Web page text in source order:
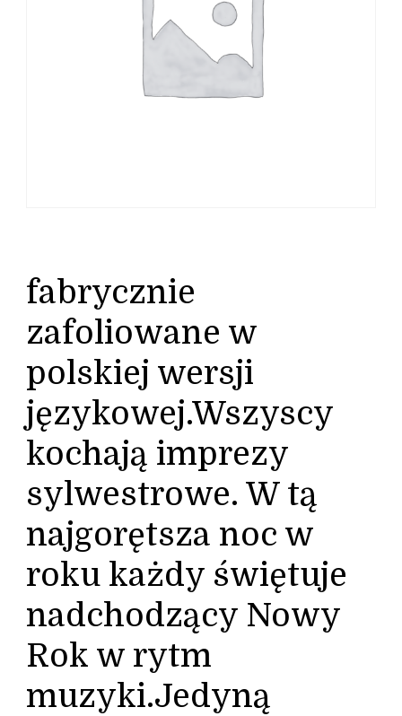
fabrycznie
zafoliowane w
polskiej wersji
językowej.Wszyscy
kochają imprezy
sylwestrowe. W tą
najgorętsza noc w
roku każdy świętuje
nadchodzący Nowy
Rok w rytm
muzyki.Jedyną